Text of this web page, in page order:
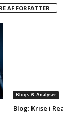
AF FORFATTER
Blogs & Analyser
Blog: Krise i